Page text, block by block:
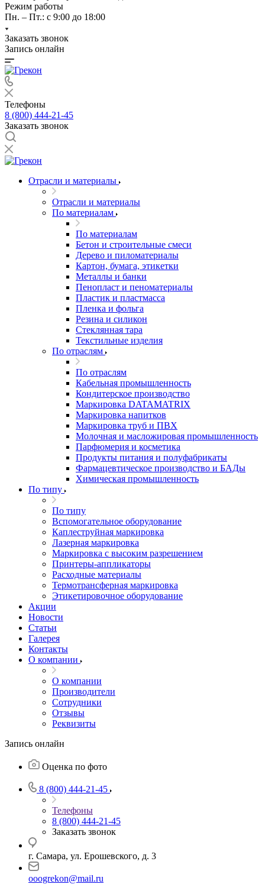
Режим работы
Пн. – Пт.: с 9:00 до 18:00
Заказать звонок
Запись онлайн
Телефоны
8 (800) 444-21-45
Заказать звонок
Отрасли и материалы
Отрасли и материалы
По материалам
По материалам
Бетон и строительные смеси
Дерево и пиломатериалы
Картон, бумага, этикетки
Металлы и банки
Пенопласт и пеноматериалы
Пластик и пластмасса
Пленка и фольга
Резина и силикон
Стеклянная тара
Текстильные изделия
По отраслям
По отраслям
Кабельная промышленность
Кондитерское производство
Маркировка DATAMATRIX
Маркировка напитков
Маркировка труб и ПВХ
Молочная и масложировая промышленность
Парфюмерия и косметика
Продукты питания и полуфабрикаты
Фармацевтическое производство и БАДы
Химическая промышленность
По типу
По типу
Вспомогательное оборудование
Каплеструйная маркировка
Лазерная маркировка
Маркировка с высоким разрешением
Принтеры-аппликаторы
Расходные материалы
Термотрансферная маркировка
Этикетировочное оборудование
Акции
Новости
Статьи
Галерея
Контакты
О компании
О компании
Производители
Сотрудники
Отзывы
Реквизиты
Запись онлайн
Оценка по фото
8 (800) 444-21-45
Телефоны
8 (800) 444-21-45
Заказать звонок
г. Самара, ул. Ерошевского, д. 3
ooogrekon@mail.ru